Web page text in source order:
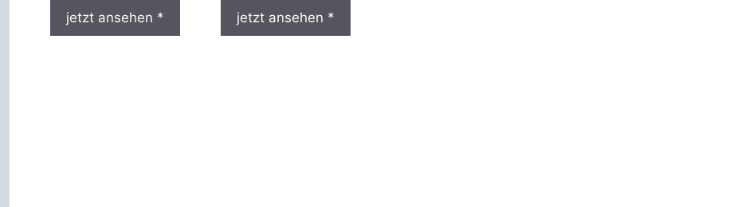
jetzt ansehen * jetzt ansehen *